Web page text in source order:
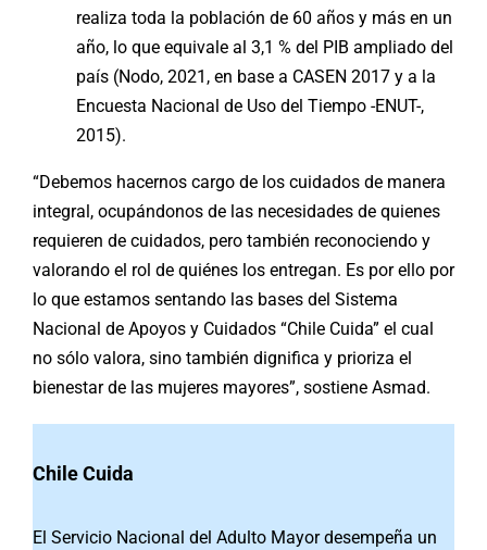
realiza toda la población de 60 años y más en un
año, lo que equivale al 3,1 % del PIB ampliado del
país (Nodo, 2021, en base a CASEN 2017 y a la
Encuesta Nacional de Uso del Tiempo -ENUT-,
2015).
“Debemos hacernos cargo de los cuidados de manera
integral, ocupándonos de las necesidades de quienes
requieren de cuidados, pero también reconociendo y
valorando el rol de quiénes los entregan. Es por ello por
lo que estamos sentando las bases del Sistema
Nacional de Apoyos y Cuidados “Chile Cuida” el cual
no sólo valora, sino también dignifica y prioriza el
bienestar de las mujeres mayores”, sostiene Asmad.
Chile Cuida
El Servicio Nacional del Adulto Mayor desempeña un